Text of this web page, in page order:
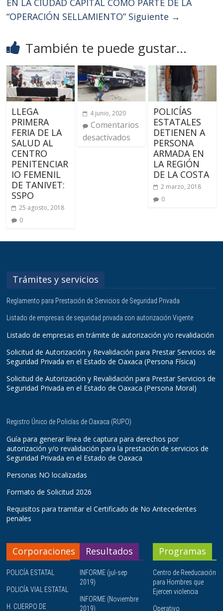
EN LA CIUDAD CAPITAL COMO PARTE DE LA
“OPERACIÓN SELLAMIENTO” Siguiente →
También te puede gustar...
LLEGA
PRIMERA
FERIA DE LA
SALUD AL
CENTRO
PENITENCIAR
IO FEMENIL
DE TANIVET:
SSPO
25 agosto, 2018
0
4 junio, 2020
Comentarios
desactivados
POLICÍAS
ESTATALES
DETIENEN A
PERSONA
ARMADA EN
LA REGIÓN
DE LA COSTA
2 marzo, 2018
0
Trámites y servicios
Reglamento para Prestación de Servicios de Seguridad Privada
Listado de empresas de seguridad privada con autorización Vigente
Listado de empresas en trámite de autorización y/o revalidación
Solicitud de Autorización y Revalidación para Prestar Servicios de
Seguridad Privada en el Estado de Oaxaca (Persona Física)
Solicitud de Autorización y Revalidación para Prestar Servicios de
Seguridad Privada en el Estado de Oaxaca (Persona Moral)
Registro Único de Policías de Oaxaca (RUPO)
Guía para generar línea de captura para derechos por
autorización y/o revalidación para la prestación de servicios de
Seguridad Privada en el Estado de Oaxaca
Personas NO localizadas
Formato de Solicitud 2026
Requisitos para tramitar el Certificado de No Antecedentes
penales
Corporaciones
POLICÍA ESTATAL
POLICÍA VIAL ESTATAL
H. CUERPO DE
Resultados
INFORME (jul-sep
2019)
INFORME (Noviembre
2019)
Programas
Centro de Reeducación
para Hombres que
Ejercen violencia
Operativo